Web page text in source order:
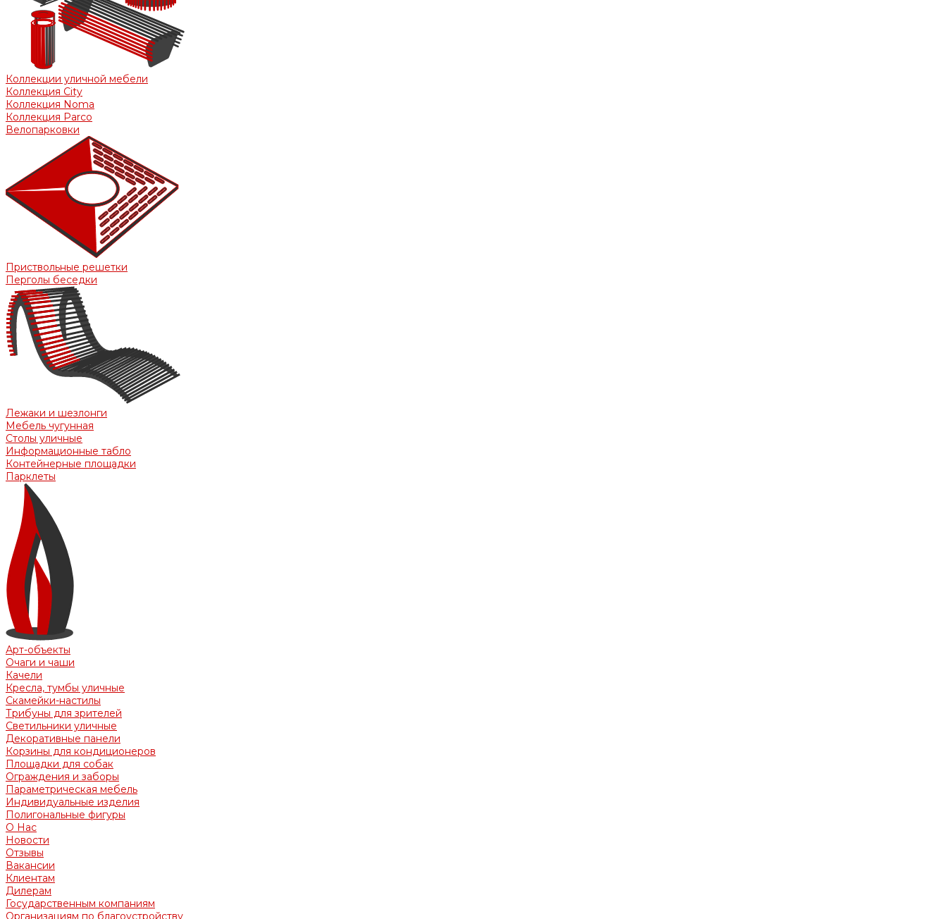
Коллекции уличной мебели
Коллекция City
Коллекция Noma
Коллекция Parco
Велопарковки
Приствольные решетки
Перголы беседки
Лежаки и шезлонги
Мебель чугунная
Столы уличные
Информационные табло
Контейнерные площадки
Парклеты
Арт-объекты
Очаги и чаши
Качели
Кресла, тумбы уличные
Скамейки-настилы
Трибуны для зрителей
Светильники уличные
Декоративные панели
Корзины для кондиционеров
Площадки для собак
Ограждения и заборы
Параметрическая мебель
Индивидуальные изделия
Полигональные фигуры
О Нас
Новости
Отзывы
Вакансии
Клиентам
Дилерам
Государственным компаниям
Организациям по благоустройству